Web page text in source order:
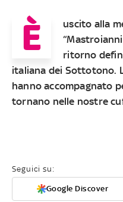
È
uscito alla
ritorno
italiana dei Sottotono.
hanno accompagnato
tornano nelle nostre
Seguici su:
Google Discover